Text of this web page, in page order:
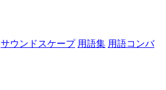
サウンドスケープ 用語集 用語コンバ